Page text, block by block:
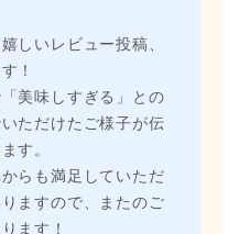
しいレビュー投稿、
！
美味しすぎる」との
ただけたご様子が伝
す。
らも満足していただ
ますので、またのご
ます！